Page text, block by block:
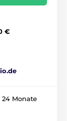
€
24 Monate